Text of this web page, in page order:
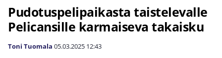
Pudotuspelipaikasta taistelevalle
Pelicansille karmaiseva takaisku
Toni Tuomala 05.03.2025 12:43